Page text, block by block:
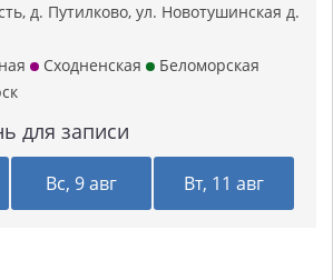
д. Путилково, ул. Новотушинская д.
Сходненская
Беломорская
для записи
Вс, 9 авг Вт, 11 авг